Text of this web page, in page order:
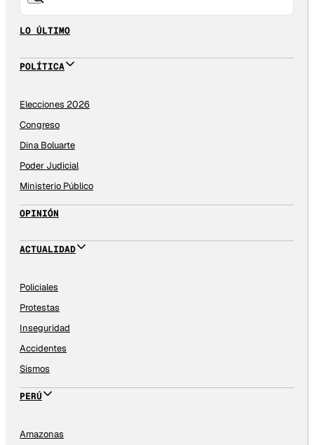
LO ÚLTIMO
POLÍTICA
Elecciones 2026
Congreso
Dina Boluarte
Poder Judicial
Ministerio Público
OPINIÓN
ACTUALIDAD
Policiales
Protestas
Inseguridad
Accidentes
Sismos
PERÚ
Amazonas